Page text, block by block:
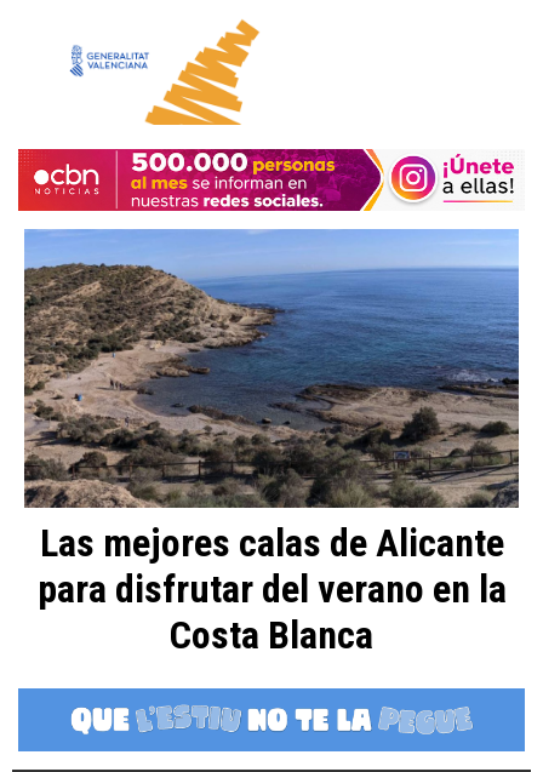
Las mejores calas de Alicante
para disfrutar del verano en la
Costa Blanca